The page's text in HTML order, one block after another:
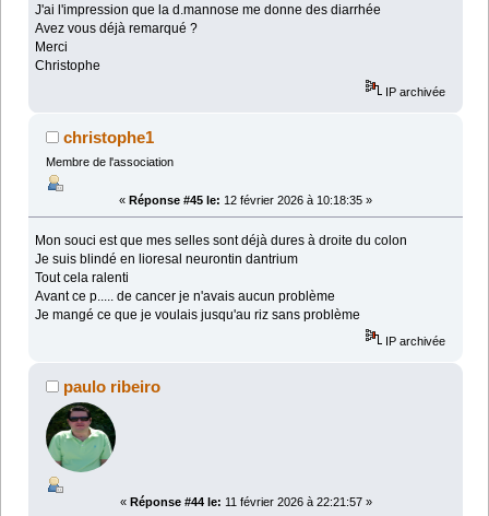
J'ai l'impression que la d.mannose me donne des diarrhée
Avez vous déjà remarqué ?
Merci
Christophe
IP archivée
christophe1
Membre de l'association
« Réponse #45 le: 12 février 2026 à 10:18:35 »
Mon souci est que mes selles sont déjà dures à droite du colon
Je suis blindé en lioresal neurontin dantrium
Tout cela ralenti
Avant ce p..... de cancer je n'avais aucun problème
Je mangé ce que je voulais jusqu'au riz sans problème
IP archivée
paulo ribeiro
« Réponse #44 le: 11 février 2026 à 22:21:57 »